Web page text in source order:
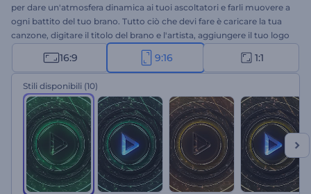
per dare un'atmosfera dinamica ai tuoi ascoltatori e farli muovere a
ogni battito del tuo brano. Tutto ciò che devi fare è caricare la tua
canzone, digitare il titolo del brano e l'artista, aggiungere il tuo logo
e ottenere un visualizzatore musicale di alta qualità in pochi clic.
Perfetto per la promozione di musica techno, hip-hop, elettronica e
dance. Usalo per presentare i tuoi nuovi singoli e album e migliorare
l'esperienza musicale dei tuoi ascoltatori. Provalo subito!
16:9 9:16 1:1
Stili disponibili (10)